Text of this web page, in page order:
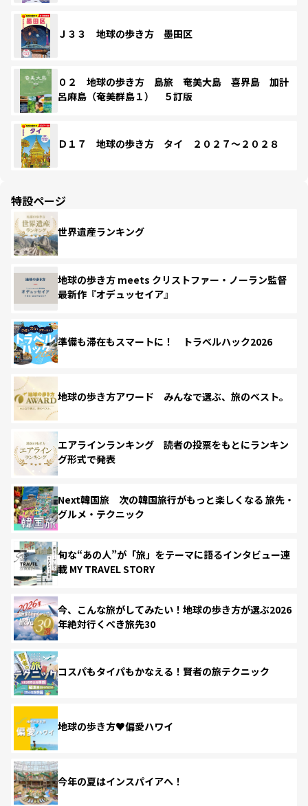
Ｊ３３ 地球の歩き方 墨田区
０２ 地球の歩き方 島旅 奄美大島 喜界島 加計
呂麻島（奄美群島１） ５訂版
Ｄ１７ 地球の歩き方 タイ ２０２７～２０２８
特設ページ
世界遺産ランキング
地球の歩き方 meets クリストファー・ノーラン監督
最新作『オデュッセイア』
準備も滞在もスマートに！ トラベルハック2026
地球の歩き方アワード みんなで選ぶ、旅のベスト。
エアラインランキング 読者の投票をもとにランキン
グ形式で発表
Next韓国旅 次の韓国旅行がもっと楽しくなる 旅先・
グルメ・テクニック
旬な“あの人”が「旅」をテーマに語るインタビュー連
載 MY TRAVEL STORY
今、こんな旅がしてみたい！地球の歩き方が選ぶ2026
年絶対行くべき旅先30
コスパもタイパもかなえる！賢者の旅テクニック
地球の歩き方♥偏愛ハワイ
今年の夏はインスパイアへ！